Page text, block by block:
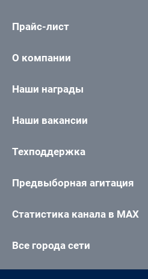
Прайс-лист
О компании
Наши награды
Наши вакансии
Техподдержка
Предвыборная агитация
Статистика канала в MAX
Все города сети